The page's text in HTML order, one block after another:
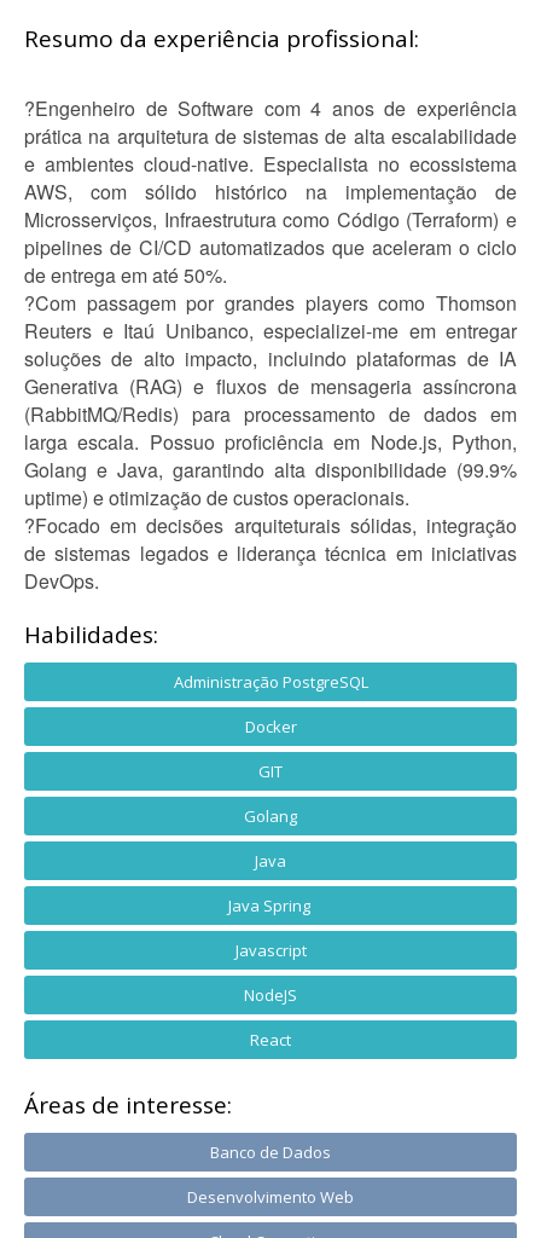
Resumo da experiência profissional:
?Engenheiro de Software com 4 anos de experiência
prática na arquitetura de sistemas de alta escalabilidade
e ambientes cloud-native. Especialista no ecossistema
AWS, com sólido histórico na implementação de
Microsserviços, Infraestrutura como Código (Terraform) e
pipelines de CI/CD automatizados que aceleram o ciclo
de entrega em até 50%.
?Com passagem por grandes players como Thomson
Reuters e Itaú Unibanco, especializei-me em entregar
soluções de alto impacto, incluindo plataformas de IA
Generativa (RAG) e fluxos de mensageria assíncrona
(RabbitMQ/Redis) para processamento de dados em
larga escala. Possuo proficiência em Node.js, Python,
Golang e Java, garantindo alta disponibilidade (99.9%
uptime) e otimização de custos operacionais.
?Focado em decisões arquiteturais sólidas, integração
de sistemas legados e liderança técnica em iniciativas
DevOps.
Habilidades:
Administração PostgreSQL
Docker
GIT
Golang
Java
Java Spring
Javascript
NodeJS
React
Áreas de interesse:
Banco de Dados
Desenvolvimento Web